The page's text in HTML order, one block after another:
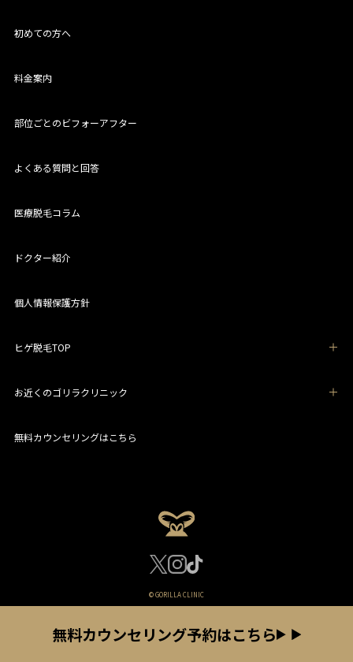
初めての方へ
料金案内
部位ごとのビフォーアフター
よくある質問と回答
医療脱毛コラム
ドクター紹介
個人情報保護方針
ヒゲ脱毛TOP
お近くのゴリラクリニック
無料カウンセリングはこちら
© GORILLA CLINIC
無料カウンセリング予約はこちら